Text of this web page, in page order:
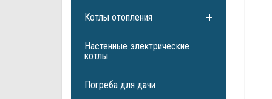
Котлы отопления
Настенные электрические
котлы
Погреба для дачи